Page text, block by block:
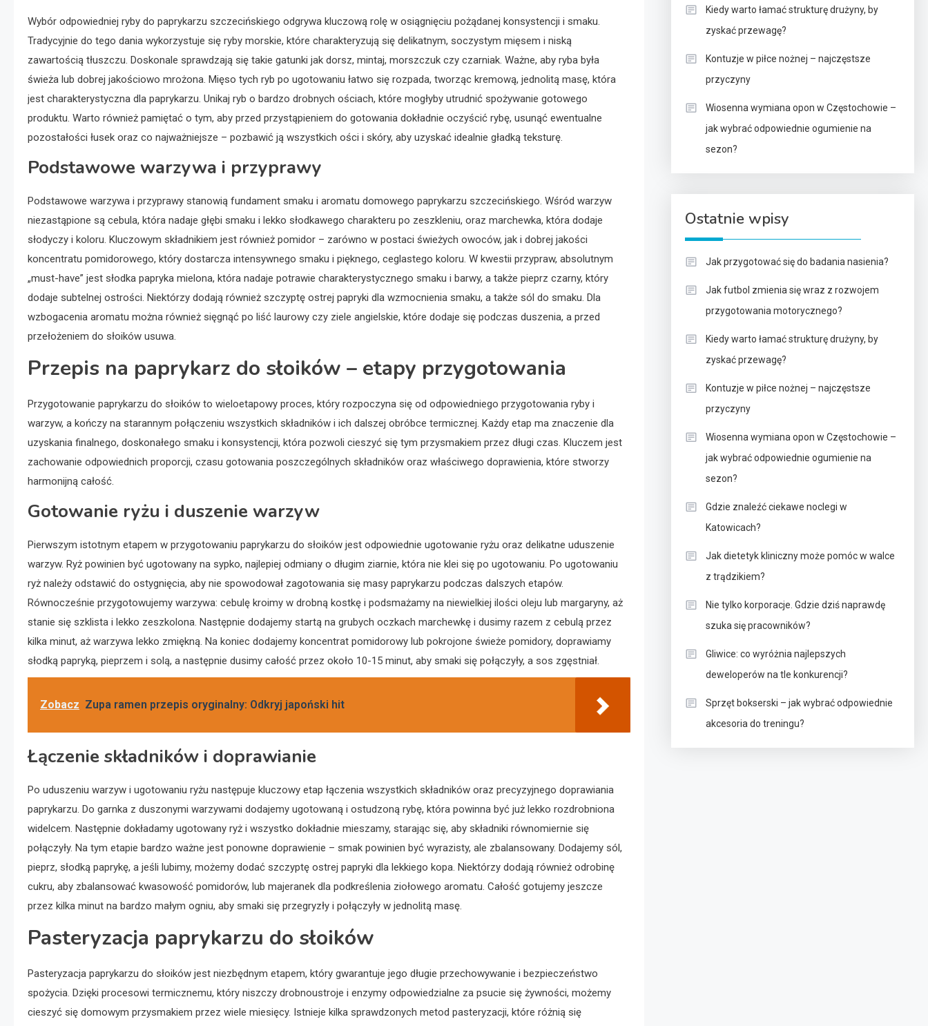
Wybór odpowiedniej ryby do paprykarzu szczecińskiego odgrywa kluczową rolę w osiągnięciu pożądanej konsystencji i smaku.
Tradycyjnie do tego dania wykorzystuje się ryby morskie, które charakteryzują się delikatnym, soczystym mięsem i niską
zawartością tłuszczu. Doskonale sprawdzają się takie gatunki jak dorsz, mintaj, morszczuk czy czarniak. Ważne, aby ryba była
świeża lub dobrej jakościowo mrożona. Mięso tych ryb po ugotowaniu łatwo się rozpada, tworząc kremową, jednolitą masę, która
jest charakterystyczna dla paprykarzu. Unikaj ryb o bardzo drobnych ościach, które mogłyby utrudnić spożywanie gotowego
produktu. Warto również pamiętać o tym, aby przed przystąpieniem do gotowania dokładnie oczyścić rybę, usunąć ewentualne
pozostałości łusek oraz co najważniejsze – pozbawić ją wszystkich ości i skóry, aby uzyskać idealnie gładką teksturę.
Podstawowe warzywa i przyprawy
Podstawowe warzywa i przyprawy stanowią fundament smaku i aromatu domowego paprykarzu szczecińskiego. Wśród warzyw
niezastąpione są cebula, która nadaje głębi smaku i lekko słodkawego charakteru po zeszkleniu, oraz marchewka, która dodaje
słodyczy i koloru. Kluczowym składnikiem jest również pomidor – zarówno w postaci świeżych owoców, jak i dobrej jakości
koncentratu pomidorowego, który dostarcza intensywnego smaku i pięknego, ceglastego koloru. W kwestii przypraw, absolutnym
„must-have” jest słodka papryka mielona, która nadaje potrawie charakterystycznego smaku i barwy, a także pieprz czarny, który
dodaje subtelnej ostrości. Niektórzy dodają również szczyptę ostrej papryki dla wzmocnienia smaku, a także sól do smaku. Dla
wzbogacenia aromatu można również sięgnąć po liść laurowy czy ziele angielskie, które dodaje się podczas duszenia, a przed
przełożeniem do słoików usuwa.
Przepis na paprykarz do słoików – etapy przygotowania
Przygotowanie paprykarzu do słoików to wieloetapowy proces, który rozpoczyna się od odpowiedniego przygotowania ryby i
warzyw, a kończy na starannym połączeniu wszystkich składników i ich dalszej obróbce termicznej. Każdy etap ma znaczenie dla
uzyskania finalnego, doskonałego smaku i konsystencji, która pozwoli cieszyć się tym przysmakiem przez długi czas. Kluczem jest
zachowanie odpowiednich proporcji, czasu gotowania poszczególnych składników oraz właściwego doprawienia, które stworzy
harmonijną całość.
Gotowanie ryżu i duszenie warzyw
Pierwszym istotnym etapem w przygotowaniu paprykarzu do słoików jest odpowiednie ugotowanie ryżu oraz delikatne uduszenie
warzyw. Ryż powinien być ugotowany na sypko, najlepiej odmiany o długim ziarnie, która nie klei się po ugotowaniu. Po ugotowaniu
ryż należy odstawić do ostygnięcia, aby nie spowodował zagotowania się masy paprykarzu podczas dalszych etapów.
Równocześnie przygotowujemy warzywa: cebulę kroimy w drobną kostkę i podsmażamy na niewielkiej ilości oleju lub margaryny, aż
stanie się szklista i lekko zeszkolona. Następnie dodajemy startą na grubych oczkach marchewkę i dusimy razem z cebulą przez
kilka minut, aż warzywa lekko zmiękną. Na koniec dodajemy koncentrat pomidorowy lub pokrojone świeże pomidory, doprawiamy
słodką papryką, pieprzem i solą, a następnie dusimy całość przez około 10-15 minut, aby smaki się połączyły, a sos zgęstniał.
Zobacz Zupa ramen przepis oryginalny: Odkryj japoński hit
Łączenie składników i doprawianie
Po uduszeniu warzyw i ugotowaniu ryżu następuje kluczowy etap łączenia wszystkich składników oraz precyzyjnego doprawiania
paprykarzu. Do garnka z duszonymi warzywami dodajemy ugotowaną i ostudzoną rybę, która powinna być już lekko rozdrobniona
widelcem. Następnie dokładamy ugotowany ryż i wszystko dokładnie mieszamy, starając się, aby składniki równomiernie się
połączyły. Na tym etapie bardzo ważne jest ponowne doprawienie – smak powinien być wyrazisty, ale zbalansowany. Dodajemy sól,
pieprz, słodką paprykę, a jeśli lubimy, możemy dodać szczyptę ostrej papryki dla lekkiego kopa. Niektórzy dodają również odrobinę
cukru, aby zbalansować kwasowość pomidorów, lub majeranek dla podkreślenia ziołowego aromatu. Całość gotujemy jeszcze
przez kilka minut na bardzo małym ogniu, aby smaki się przegryzły i połączyły w jednolitą masę.
Pasteryzacja paprykarzu do słoików
Pasteryzacja paprykarzu do słoików jest niezbędnym etapem, który gwarantuje jego długie przechowywanie i bezpieczeństwo
spożycia. Dzięki procesowi termicznemu, który niszczy drobnoustroje i enzymy odpowiedzialne za psucie się żywności, możemy
cieszyć się domowym przysmakiem przez wiele miesięcy. Istnieje kilka sprawdzonych metod pasteryzacji, które różnią się
Kiedy warto łamać strukturę drużyny, by
zyskać przewagę?
Kontuzje w piłce nożnej – najczęstsze
przyczyny
Wiosenna wymiana opon w Częstochowie –
jak wybrać odpowiednie ogumienie na
sezon?
Ostatnie wpisy
Jak przygotować się do badania nasienia?
Jak futbol zmienia się wraz z rozwojem
przygotowania motorycznego?
Kiedy warto łamać strukturę drużyny, by
zyskać przewagę?
Kontuzje w piłce nożnej – najczęstsze
przyczyny
Wiosenna wymiana opon w Częstochowie –
jak wybrać odpowiednie ogumienie na
sezon?
Gdzie znaleźć ciekawe noclegi w
Katowicach?
Jak dietetyk kliniczny może pomóc w walce
z trądzikiem?
Nie tylko korporacje. Gdzie dziś naprawdę
szuka się pracowników?
Gliwice: co wyróżnia najlepszych
deweloperów na tle konkurencji?
Sprzęt bokserski – jak wybrać odpowiednie
akcesoria do treningu?